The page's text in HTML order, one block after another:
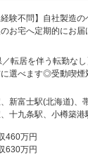
の定める業務
に青森県弘前市で設
薬品や医療機器、研究
製品を通じて、社
全に飲めるための薬
器など、皆さんの生
経験不問】自社製造
お宅へ定期的にお届
／転居を伴う転勤な
選べます◎受動喫
施中■北海道・東北北
城／栃木／群馬／神
石川／福井／長野／
／山口／徳島／愛媛
／熊本／長崎／沖縄
新富士駅(北海道)、
十九条駅、小樽築
駅、土浦駅、後台駅
)、大森台駅、青堀
460万円
630万円